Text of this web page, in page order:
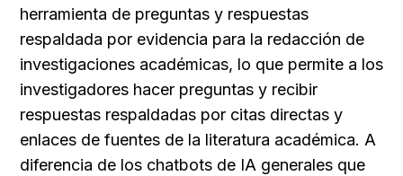
herramienta de preguntas y respuestas
respaldada por evidencia para la redacción de
investigaciones académicas, lo que permite a los
investigadores hacer preguntas y recibir
respuestas respaldadas por citas directas y
enlaces de fuentes de la literatura académica. A
diferencia de los chatbots de IA generales que